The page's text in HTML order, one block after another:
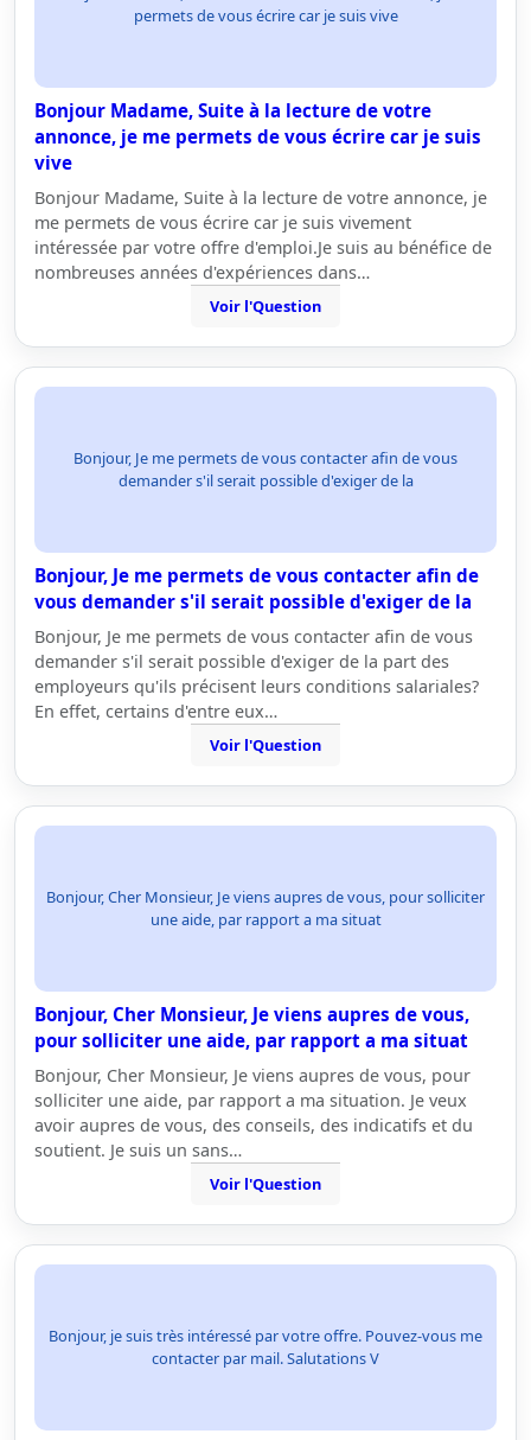
permets de vous écrire car je suis vive
Bonjour Madame, Suite à la lecture de votre
annonce, je me permets de vous écrire car je suis
vive
Bonjour Madame, Suite à la lecture de votre annonce, je
me permets de vous écrire car je suis vivement
intéressée par votre offre d'emploi.Je suis au bénéfice de
nombreuses années d'expériences dans…
Voir l'Question
Bonjour, Je me permets de vous contacter afin de vous
demander s'il serait possible d'exiger de la
Bonjour, Je me permets de vous contacter afin de
vous demander s'il serait possible d'exiger de la
Bonjour, Je me permets de vous contacter afin de vous
demander s'il serait possible d'exiger de la part des
employeurs qu'ils précisent leurs conditions salariales?
En effet, certains d'entre eux…
Voir l'Question
Bonjour, Cher Monsieur, Je viens aupres de vous, pour solliciter
une aide, par rapport a ma situat
Bonjour, Cher Monsieur, Je viens aupres de vous,
pour solliciter une aide, par rapport a ma situat
Bonjour, Cher Monsieur, Je viens aupres de vous, pour
solliciter une aide, par rapport a ma situation. Je veux
avoir aupres de vous, des conseils, des indicatifs et du
soutient. Je suis un sans…
Voir l'Question
Bonjour, je suis très intéressé par votre offre. Pouvez-vous me
contacter par mail. Salutations V